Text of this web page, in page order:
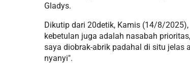
Gladys.
Dikutip dari 20detik, Kamis (14/8/
kebetulan juga adalah nasabah
saya diobrak-abrik padahal di situ jelas
nyanyi".